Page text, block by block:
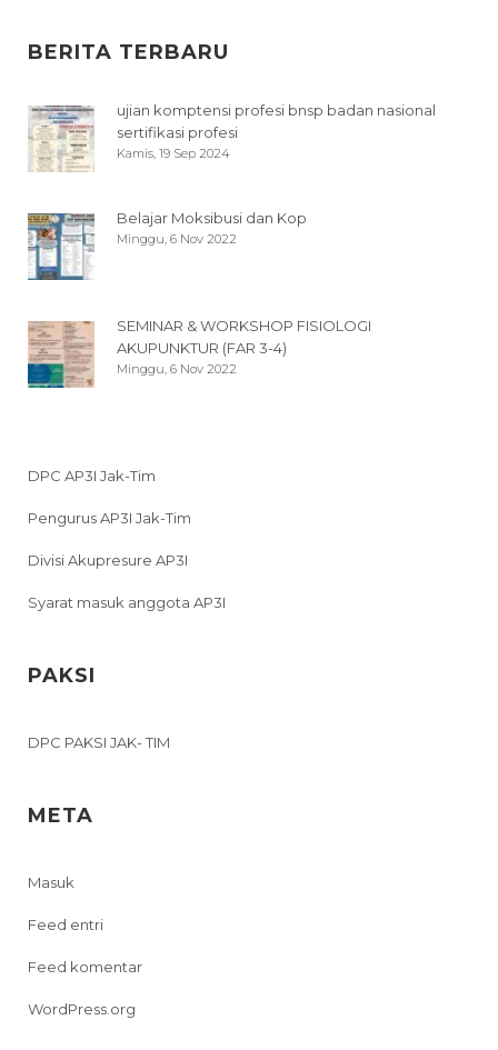
BERITA TERBARU
ujian komptensi profesi bnsp badan nasional
sertifikasi profesi
Kamis, 19 Sep 2024
Belajar Moksibusi dan Kop
Minggu, 6 Nov 2022
SEMINAR & WORKSHOP FISIOLOGI
AKUPUNKTUR (FAR 3-4)
Minggu, 6 Nov 2022
DPC AP3I Jak-Tim
Pengurus AP3I Jak-Tim
Divisi Akupresure AP3I
Syarat masuk anggota AP3I
PAKSI
DPC PAKSI JAK- TIM
META
Masuk
Feed entri
Feed komentar
WordPress.org